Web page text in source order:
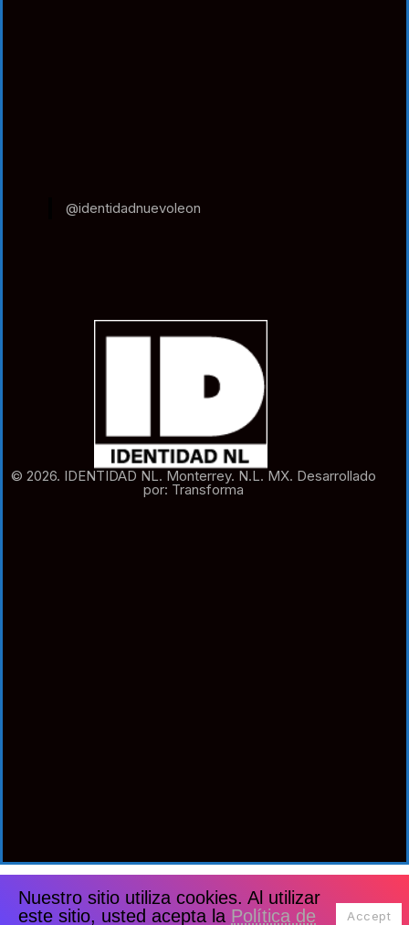
@identidadnuevoleon
© 2026. IDENTIDAD NL. Monterrey. N.L. MX. Desarrollado
por: Transforma
Nuestro sitio utiliza cookies. Al utilizar
este sitio, usted acepta la Política de
Accept